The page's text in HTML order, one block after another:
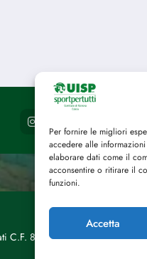
Per fornire le migliori
accedere alle
elaborare dati come il
acconsentire o ritirare il
funzioni.
Accetta
80153870102 - P.IVA